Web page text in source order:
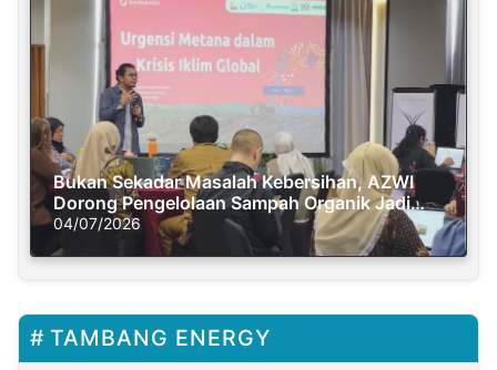
Bukan Sekadar Masalah Kebersihan, AZWI
Dorong Pengelolaan Sampah Organik Jadi
Solusi Krisis Iklim
04/07/2026
TAMBANG ENERGY